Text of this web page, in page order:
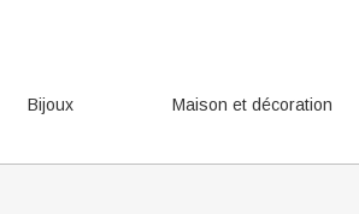
Bijoux Maison et décoration